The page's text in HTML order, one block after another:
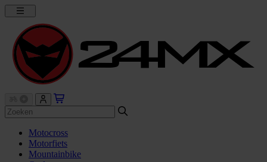
Motocross
Motorfiets
Mountainbike